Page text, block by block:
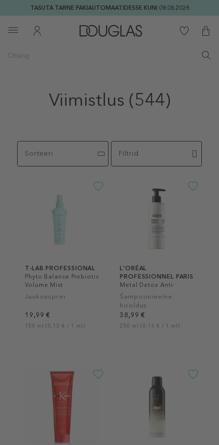
TASUTA TARNE PAKIAUTOMAATIDESSE KUNI 09.08.2026
Viimistlus (544)
Sorteeri Filtrid
T-LAB PROFESSIONAL
Phyto Balance Probiotic
Volume Mist
Juuksesprei
19,99 €
150 ml (0,13 € / 1 ml)
L'ORÉAL
PROFESSIONNEL PARIS
Metal Detox Anti-
Porosity Filler Pre-
Shampoo Treatment
Šampoonieelne
hooldus
38,99 €
250 ml (0,16 € / 1 ml)